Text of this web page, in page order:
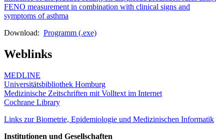
FENO measurement in combination with clinical signs and
symptoms of asthma
Download: Programm (.exe)
Weblinks
MEDLINE
Universitätsbibliothek Homburg
Medizinische Zeitschriften mit Volltext im Internet
Cochrane Library
Links zur Biometrie, Epidemiologie und Medizinischen Informatik
Institutionen und Gesellschaften